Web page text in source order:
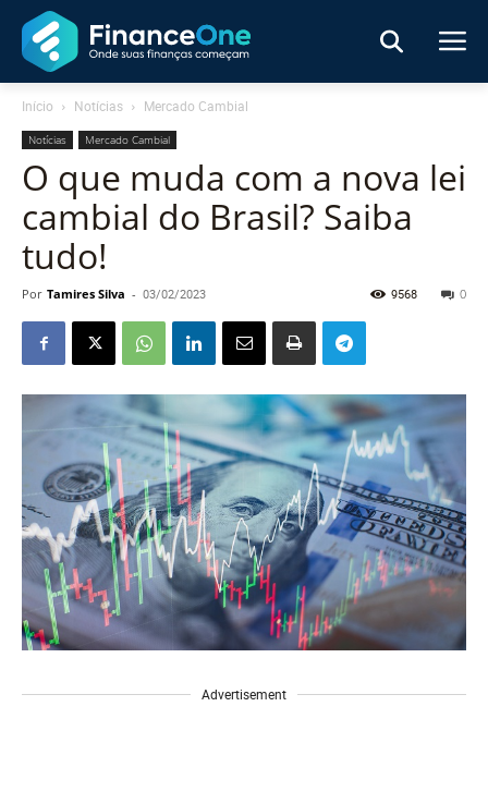
Início Notícias Mercado Cambial
Notícias Mercado Cambial
O que muda com a nova lei
cambial do Brasil? Saiba
tudo!
Por Tamires Silva - 03/02/2023 0
9568
Advertisement